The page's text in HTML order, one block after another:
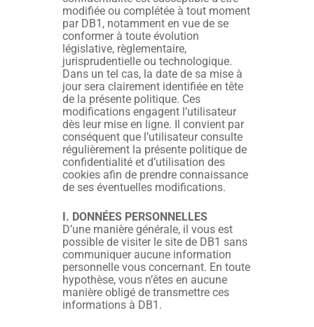
modifiée ou complétée à tout moment
par DB1, notamment en vue de se
conformer à toute évolution
législative, règlementaire,
jurisprudentielle ou technologique.
Dans un tel cas, la date de sa mise à
jour sera clairement identifiée en tête
de la présente politique. Ces
modifications engagent l’utilisateur
dès leur mise en ligne. Il convient par
conséquent que l’utilisateur consulte
régulièrement la présente politique de
confidentialité et d’utilisation des
cookies afin de prendre connaissance
de ses éventuelles modifications.
I. DONNÉES PERSONNELLES
D’une manière générale, il vous est
possible de visiter le site de DB1 sans
communiquer aucune information
personnelle vous concernant. En toute
hypothèse, vous n’êtes en aucune
manière obligé de transmettre ces
informations à DB1.